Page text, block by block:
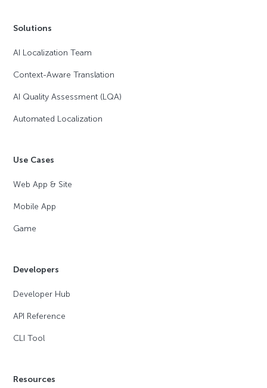
Solutions
AI Localization Team
Context-Aware Translation
AI Quality Assessment (LQA)
Automated Localization
Use Cases
Web App & Site
Mobile App
Game
Developers
Developer Hub
API Reference
CLI Tool
Resources